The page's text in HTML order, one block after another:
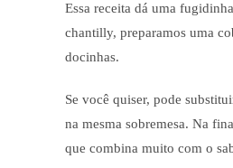
Essa receita dá uma
chantilly, preparamos uma
docinhas.
Se você quiser, pode
na mesma sobremesa. Na
que combina muito com o